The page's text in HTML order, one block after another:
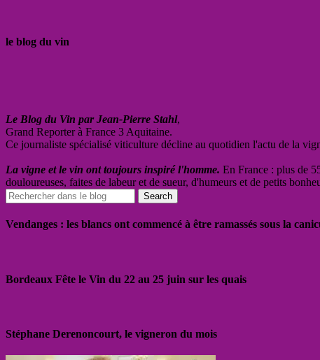
le blog du vin
Le Blog du Vin par Jean-Pierre Stahl,
Grand Reporter à France 3 Aquitaine.
Ce journaliste spécialisé viticulture décline au quotidien l'actu de la
La vigne et le vin ont toujours inspiré l'homme. En France : plus de
douloureuses, faites de labeur et de sueur, d'humeurs et de petits
Vendanges : les blancs ont commencé à être ramassés sous la
Bordeaux Fête le Vin du 22 au 25 juin sur les quais
Stéphane Derenoncourt, le vigneron du mois